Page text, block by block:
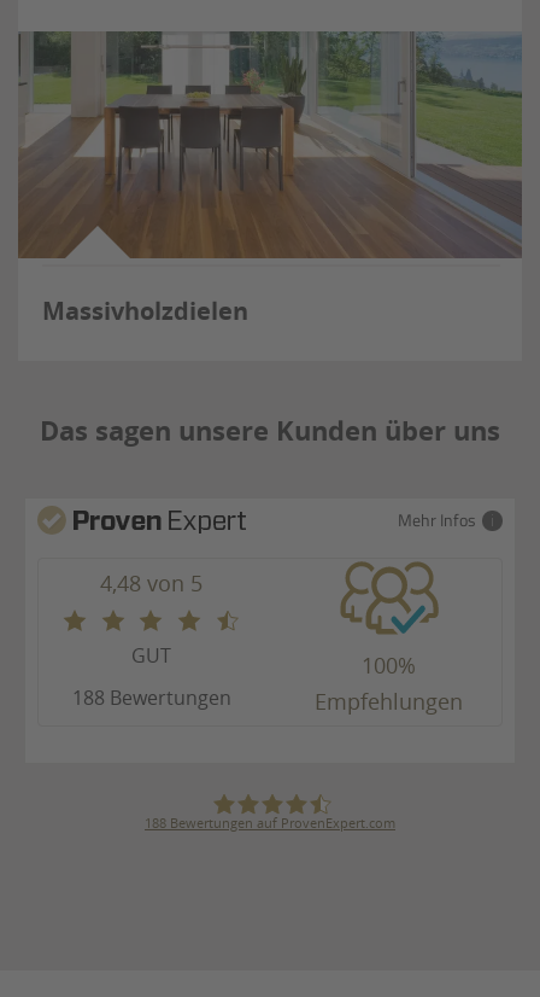
Massivholzdielen
Das sagen unsere Kunden über uns
Mehr Infos
4,48 von 5
GUT
188 Bewertungen
100%
Empfehlungen
188 Bewertungen auf ProvenExpert.com